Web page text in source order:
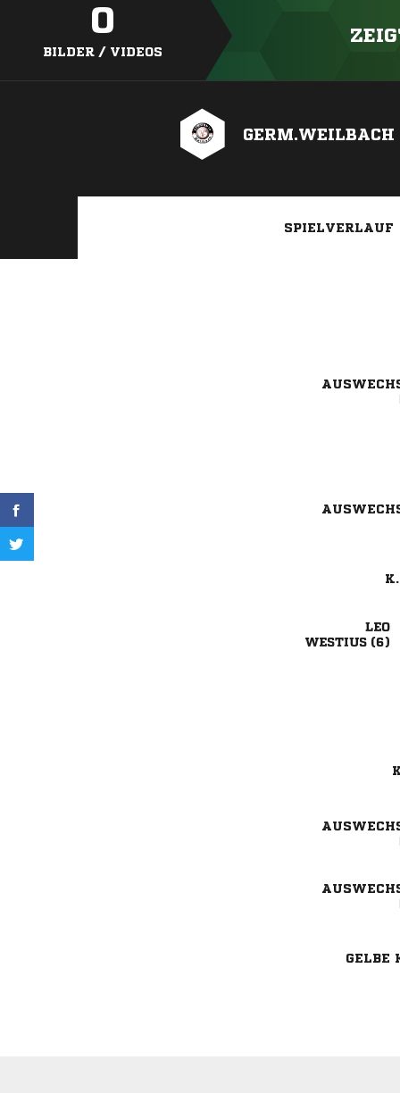
0
BILDER / VIDEOS
GERM.WEILBACH
SPIELVERLAUF

 
GELBE